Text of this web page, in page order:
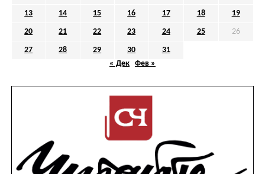
13 14 15 16 17 18 19
20 21 22 23 24 25 26
27 28 29 30
31
« Дек
Фев »